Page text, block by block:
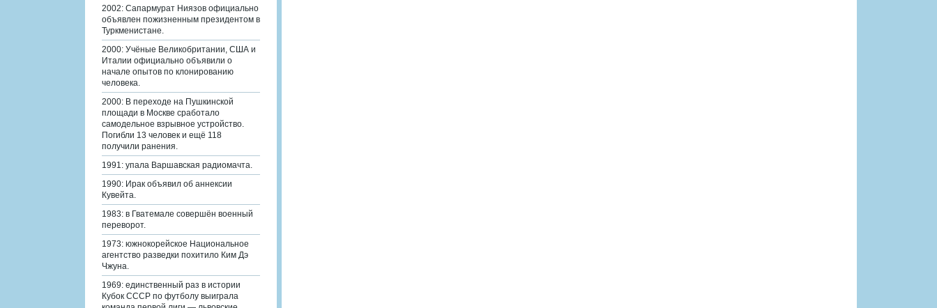
2002: Сапармурат Ниязов официально
объявлен пожизненным президентом в
Туркменистане.
2000: Учёные Великобритании, США и
Италии официально объявили о
начале опытов по клонированию
человека.
2000: В переходе на Пушкинской
площади в Москве сработало
самодельное взрывное устройство.
Погибли 13 человек и ещё 118
получили ранения.
1991: упала Варшавская радиомачта.
1990: Ирак объявил об аннексии
Кувейта.
1983: в Гватемале совершён военный
переворот.
1973: южнокорейское Национальное
агентство разведки похитило Ким Дэ
Чжуна.
1969: единственный раз в истории
Кубок СССР по футболу выиграла